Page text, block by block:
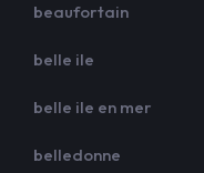
beaufortain
belle ile
belle ile en mer
belledonne